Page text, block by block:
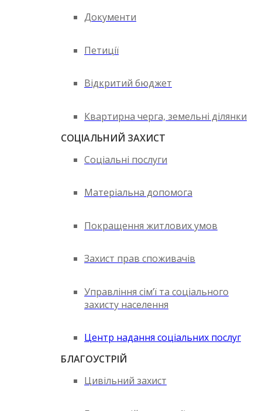
Документи
Петиції
Відкритий бюджет
Квартирна черга, земельні ділянки
СОЦІАЛЬНИЙ ЗАХИСТ
Соціальні послуги
Матеріальна допомога
Покращення житлових умов
Захист прав споживачів
Управління сім’ї та соціального
захисту населення
Центр надання соціальних послуг
БЛАГОУСТРІЙ
Цивільний захист